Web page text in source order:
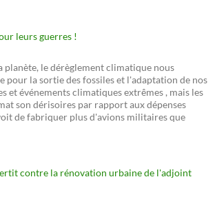
leurs guerres !
planète, le dérèglement climatique nous
pour la sortie des fossiles et l'adaptation de nos
et événements climatiques extrêmes , mais les
son dérisoires par rapport aux dépenses
de fabriquer plus d'avions militaires que
contre la rénovation urbaine de l'adjoint